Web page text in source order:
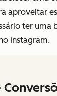
aproveitar
ter uma
Instagram.